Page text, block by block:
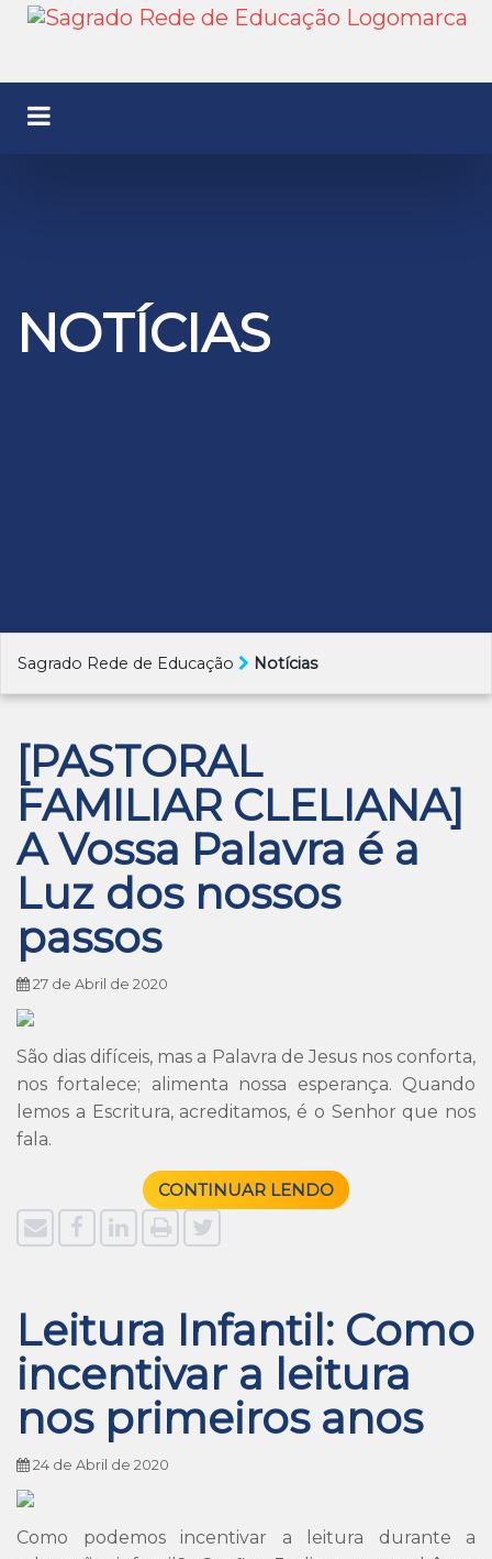
NOTÍCIAS
Sagrado Rede de Educação Notícias
[PASTORAL
FAMILIAR CLELIANA]
A Vossa Palavra é a
Luz dos nossos
passos
27 de Abril de 2020
São dias difíceis, mas a Palavra de Jesus nos conforta,
nos fortalece; alimenta nossa esperança. Quando
lemos a Escritura, acreditamos, é o Senhor que nos
fala.
CONTINUAR LENDO
Leitura Infantil: Como
incentivar a leitura
nos primeiros anos
24 de Abril de 2020
Como podemos incentivar a leitura durante a